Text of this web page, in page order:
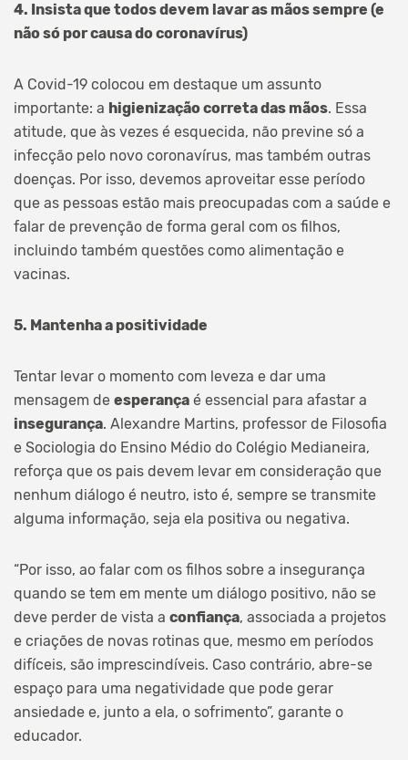
4. Insista que todos devem lavar as mãos sempre (e
não só por causa do coronavírus)
A Covid-19 colocou em destaque um assunto
importante: a higienização correta das mãos. Essa
atitude, que às vezes é esquecida, não previne só a
infecção pelo novo coronavírus, mas também outras
doenças. Por isso, devemos aproveitar esse período
que as pessoas estão mais preocupadas com a saúde e
falar de prevenção de forma geral com os filhos,
incluindo também questões como alimentação e
vacinas.
5. Mantenha a positividade
Tentar levar o momento com leveza e dar uma
mensagem de esperança é essencial para afastar a
insegurança. Alexandre Martins, professor de Filosofia
e Sociologia do Ensino Médio do Colégio Medianeira,
reforça que os pais devem levar em consideração que
nenhum diálogo é neutro, isto é, sempre se transmite
alguma informação, seja ela positiva ou negativa.
“Por isso, ao falar com os filhos sobre a insegurança
quando se tem em mente um diálogo positivo, não se
deve perder de vista a confiança, associada a projetos
e criações de novas rotinas que, mesmo em períodos
difíceis, são imprescindíveis. Caso contrário, abre-se
espaço para uma negatividade que pode gerar
ansiedade e, junto a ela, o sofrimento”, garante o
educador.